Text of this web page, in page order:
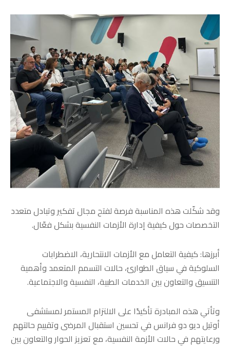
وقد شكّلت هذه المناسبة فرصة لفتح مجال تفكير وتبادل متعدد
التخصصات حول كيفية إدارة الأزمات النفسية بشكل فعّال.
أبرزها: كيفية التعامل مع الأزمات الانتحارية، الاضطرابات
السلوكية في سياق الطوارئ، حالات التسمم المتعمد وأهمية
التنسيق والتعاون بين الخدمات الطبية، النفسية والاجتماعية.
وتأتي هذه المبادرة تأكيدًا على الالتزام المستمر لمستشفى
أوتيل ديو دو فرانس في تحسين استقبال المرضى وتقييم حالتهم
ورعايتهم في حالات الأزمة النفسية، مع تعزيز الحوار والتعاون بين